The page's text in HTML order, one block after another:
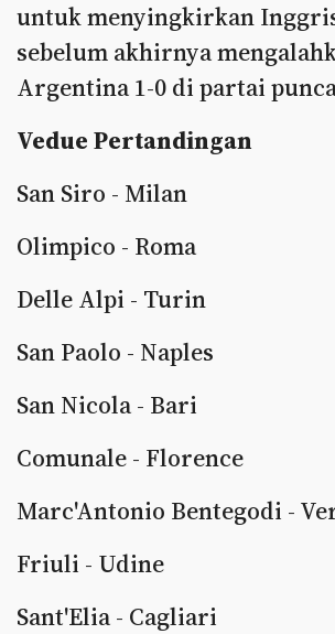
untuk menyingkirkan
sebelum akhirnya
Argentina 1-0 di partai
Vedue Pertandingan
San Siro - Milan
Olimpico - Roma
Delle Alpi - Turin
San Paolo - Naples
San Nicola - Bari
Comunale - Florence
Marc'Antonio Bentegodi -
Friuli - Udine
Sant'Elia - Cagliari